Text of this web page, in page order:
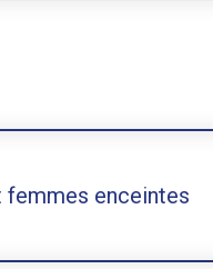
enceintes